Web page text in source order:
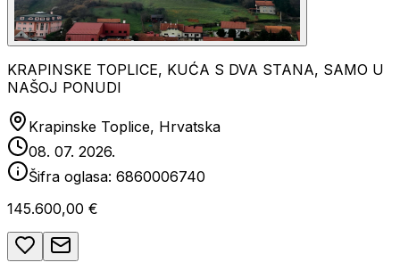
KRAPINSKE TOPLICE, KUĆA S DVA STANA, SAMO U
NAŠOJ PONUDI
Krapinske Toplice, Hrvatska
08. 07. 2026.
Šifra oglasa: 6860006740
145.600,00 €